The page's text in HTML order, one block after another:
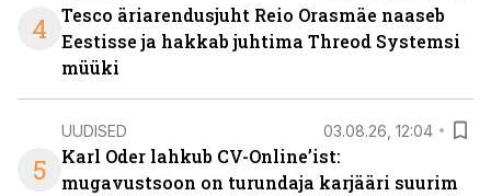
4
Tesco äriarendusjuht Reio Orasmäe naaseb
Eestisse ja hakkab juhtima Threod Systemsi
müüki
5
UUDISED 03.08.26, 12:04
Karl Oder lahkub CV-Online’ist:
mugavustsoon on turundaja karjääri suurim